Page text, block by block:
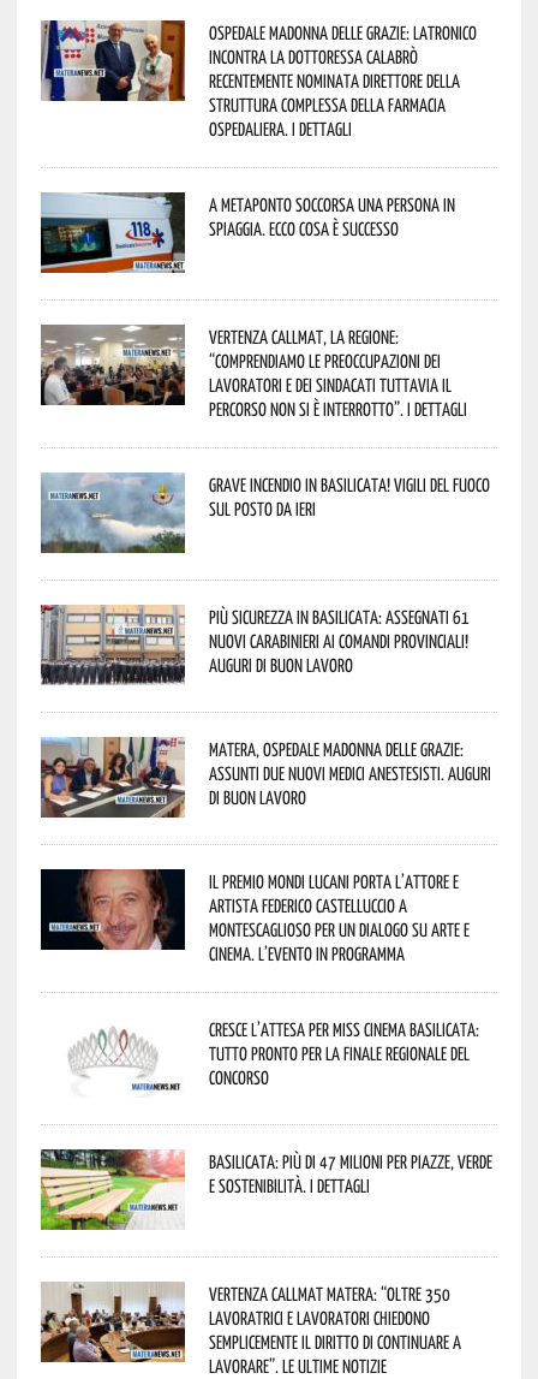
Ospedale Madonna delle Grazie: Latronico
incontra la dottoressa Calabrò
recentemente nominata Direttore della
Struttura Complessa della Farmacia
Ospedaliera. I dettagli
A Metaponto soccorsa una persona in
spiaggia. Ecco cosa è successo
Vertenza CallMat, la Regione:
“comprendiamo le preoccupazioni dei
lavoratori e dei sindacati tuttavia il
percorso non si è interrotto”. I dettagli
Grave incendio in Basilicata! Vigili del fuoco
sul posto da ieri
Più sicurezza in Basilicata: assegnati 61
nuovi Carabinieri ai Comandi provinciali!
Auguri di buon lavoro
Matera, Ospedale Madonna delle Grazie:
assunti due nuovi medici anestesisti. Auguri
di buon lavoro
Il Premio Mondi Lucani porta l’attore e
artista Federico Castelluccio a
Montescaglioso per un dialogo su arte e
cinema. L’evento in programma
Cresce l’attesa per Miss Cinema Basilicata:
tutto pronto per la finale regionale del
concorso
Basilicata: più di 47 milioni per piazze, verde
e sostenibilità. I dettagli
Vertenza CallMat Matera: “Oltre 350
lavoratrici e lavoratori chiedono
semplicemente il diritto di continuare a
lavorare”. Le ultime notizie